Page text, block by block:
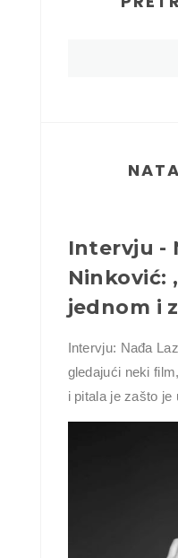
Intervju -
Ninković:
jednom i
Intervju: Nađa
gledajući neki
i pitala je zašto